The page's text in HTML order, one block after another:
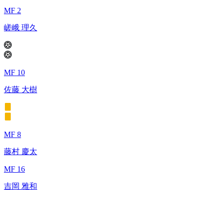
MF 2
嵯峨 理久
MF 10
佐藤 大樹
MF 8
藤村 慶太
MF 16
吉岡 雅和